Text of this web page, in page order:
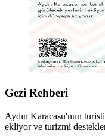
Gezi Rehberi
Aydın Karacasu'nun
ekliyor ve turizmi